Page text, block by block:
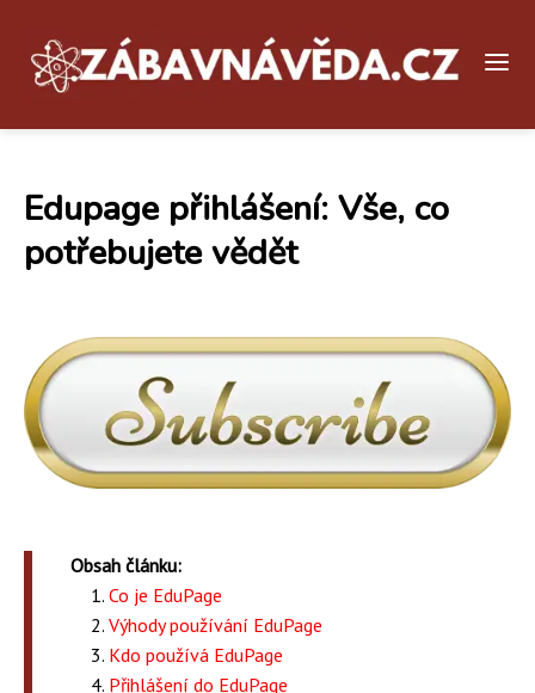
Edupage přihlášení: Vše, co
potřebujete vědět
Obsah článku:
Co je EduPage
Výhody používání EduPage
Kdo používá EduPage
Přihlášení do EduPage